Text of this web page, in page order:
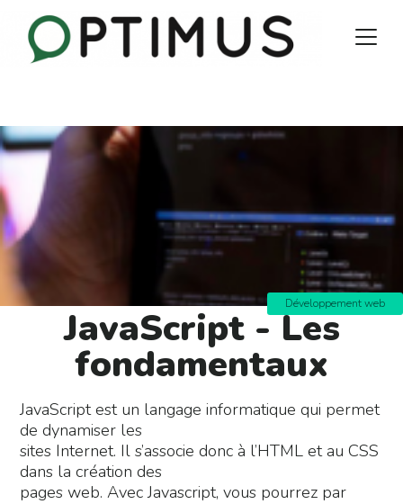
Développement web
JavaScript - Les
fondamentaux
JavaScript est un langage informatique qui permet
de dynamiser les
sites Internet. Il s’associe donc à l’HTML et au CSS
dans la création des
pages web. Avec Javascript, vous pourrez par